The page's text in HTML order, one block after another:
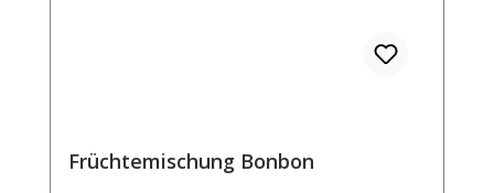
Früchtemischung Bonbon